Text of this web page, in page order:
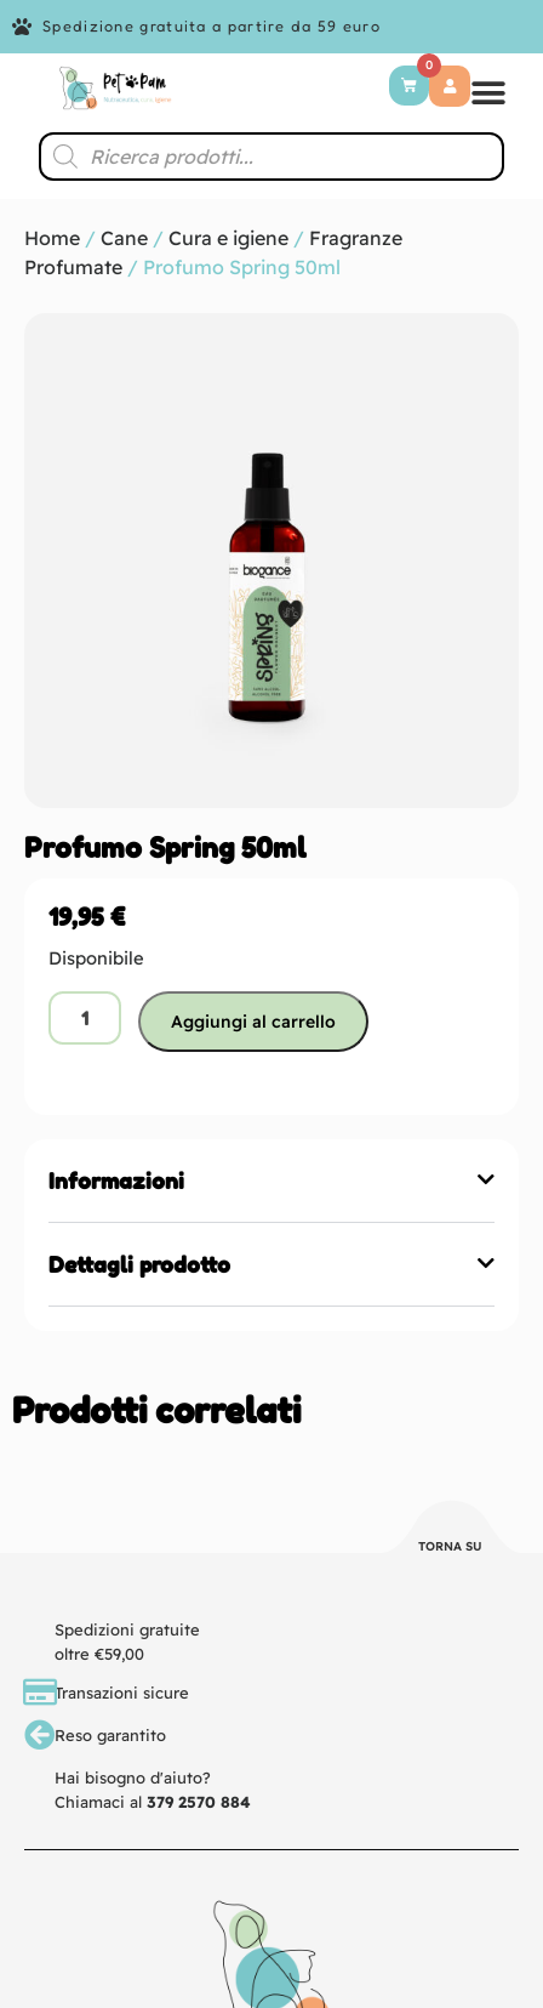
Spedizione gratuita a partire da 59 euro
0
Home / Cane / Cura e igiene / Fragranze
Profumate / Profumo Spring 50ml
Profumo Spring 50ml
19,95 €
Disponibile
Aggiungi al carrello
Informazioni
Dettagli prodotto
Prodotti correlati
TORNA SU
Spedizioni gratuite
oltre €59,00
Transazioni sicure
Reso garantito
Hai bisogno d'aiuto?
Chiamaci al 379 2570 884